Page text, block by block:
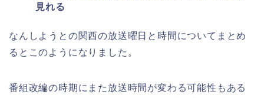
見れる
なんしようとの関西の放送曜日と時間についてまとめ
るとこのようになりました。
番組改編の時期にまた放送時間が変わる可能性もある